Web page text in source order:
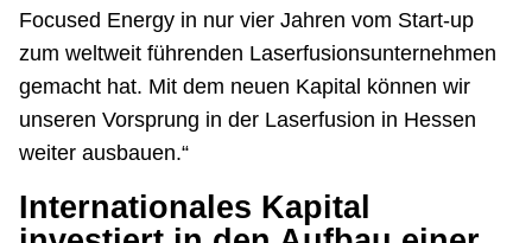
Focused Energy in nur vier Jahren vom Start-up
zum weltweit führenden Laserfusionsunternehmen
gemacht hat. Mit dem neuen Kapital können wir
unseren Vorsprung in der Laserfusion in Hessen
weiter ausbauen.“
Internationales Kapital